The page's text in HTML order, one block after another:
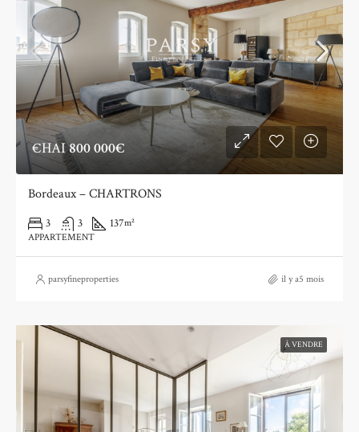
€HAI800 000€
Bordeaux – CHARTRONS
3 3 137m²
APPARTEMENT
parsyfineproperties il y a5 mois
À VENDRE